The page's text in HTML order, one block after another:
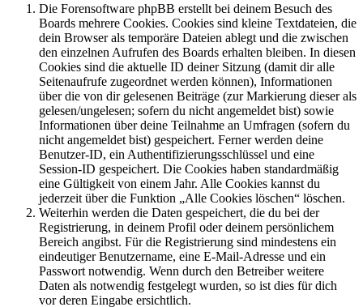
Die Forensoftware phpBB erstellt bei deinem Besuch des
Boards mehrere Cookies. Cookies sind kleine Textdateien, die
dein Browser als temporäre Dateien ablegt und die zwischen
den einzelnen Aufrufen des Boards erhalten bleiben. In diesen
Cookies sind die aktuelle ID deiner Sitzung (damit dir alle
Seitenaufrufe zugeordnet werden können), Informationen
über die von dir gelesenen Beiträge (zur Markierung dieser als
gelesen/ungelesen; sofern du nicht angemeldet bist) sowie
Informationen über deine Teilnahme an Umfragen (sofern du
nicht angemeldet bist) gespeichert. Ferner werden deine
Benutzer-ID, ein Authentifizierungsschlüssel und eine
Session-ID gespeichert. Die Cookies haben standardmäßig
eine Gültigkeit von einem Jahr. Alle Cookies kannst du
jederzeit über die Funktion „Alle Cookies löschen“ löschen.
Weiterhin werden die Daten gespeichert, die du bei der
Registrierung, in deinem Profil oder deinem persönlichem
Bereich angibst. Für die Registrierung sind mindestens ein
eindeutiger Benutzername, eine E-Mail-Adresse und ein
Passwort notwendig. Wenn durch den Betreiber weitere
Daten als notwendig festgelegt wurden, so ist dies für dich
vor deren Eingabe ersichtlich.